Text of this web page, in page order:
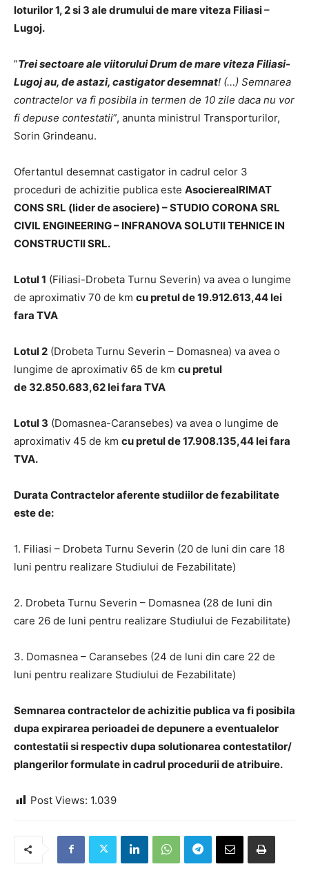
loturilor 1, 2 si 3 ale drumului de mare viteza Filiasi –
Lugoj.
”Trei sectoare ale viitorului Drum de mare viteza Filiasi-
Lugoj au, de astazi, castigator desemnat! (…) Semnarea
contractelor va fi posibila in termen de 10 zile daca nu vor
fi depuse contestatii”, anunta ministrul Transporturilor,
Sorin Grindeanu.
Ofertantul desemnat castigator in cadrul celor 3
proceduri de achizitie publica este AsociereaIRIMAT
CONS SRL (lider de asociere) – STUDIO CORONA SRL
CIVIL ENGINEERING – INFRANOVA SOLUTII TEHNICE IN
CONSTRUCTII SRL.
Lotul 1 (Filiasi-Drobeta Turnu Severin) va avea o lungime
de aproximativ 70 de km cu pretul de19.912.613,44lei
fara TVA
Lotul 2 (Drobeta Turnu Severin – Domasnea) va avea o
lungime de aproximativ 65 de km cu pretul
de 32.850.683,62lei fara TVA
Lotul 3 (Domasnea-Caransebes) va avea o lungime de
aproximativ 45 de km cu pretul de17.908.135,44 lei fara
TVA.
Durata Contractelor aferente studiilor de fezabilitate
este de:
1. Filiasi – Drobeta Turnu Severin (20 de luni din care 18
luni pentru realizare Studiului de Fezabilitate)
2. Drobeta Turnu Severin – Domasnea (28 de luni din
care 26 de luni pentru realizare Studiului de Fezabilitate)
3. Domasnea – Caransebes (24 de luni din care 22 de
luni pentru realizare Studiului de Fezabilitate)
Semnarea contractelor de achizitie publica va fi posibila
dupa expirarea perioadei de depunere a eventualelor
contestatii si respectiv dupa solutionarea contestatilor/
plangerilor formulate in cadrul procedurii de atribuire.
Post Views: 1.039